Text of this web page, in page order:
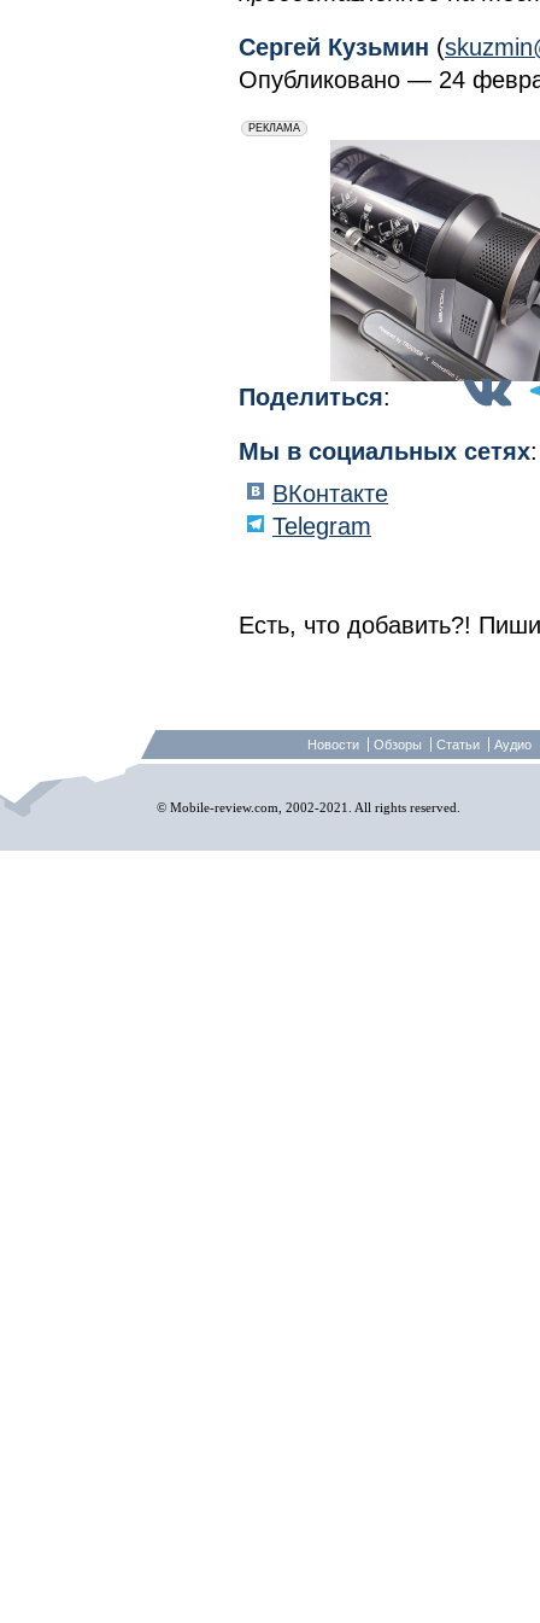
Сергей Кузьмин (
Опубликовано — 24
erid: 2VfnxxmNzs5
РЕКЛАМА
Поделиться:
Мы в социальных сетях:
ВКонтакте
Telegram
Есть, что добавить?!
Новости Обзоры Статьи Аудио
© Mobile-review.com, 2002-2021. All rights reserved.